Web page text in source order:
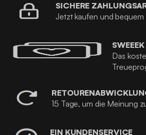
SICHERE
Jetzt kaufen und bequem
Das
15 Tage, um die Meinung
EIN KUNDENSERVICE